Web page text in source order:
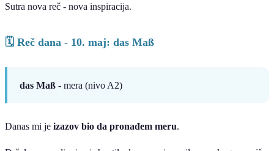
Sutra nova reč - nova inspiracija.
🗓 Reč dana - 10. maj: das Maß
das Maß - mera (nivo A2)
Danas mi je izazov bio da pronađem meru.